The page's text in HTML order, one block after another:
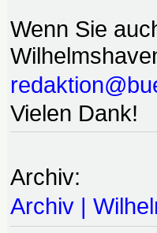
Wenn Sie
Vielen Dank!
Archiv:
Archiv |